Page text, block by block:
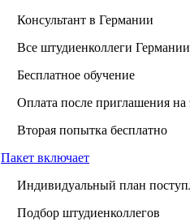
Консультант в Германии
Все штудиенколлеги Германии
Бесплатное обучение
Оплата после приглашения на
Вторая попытка бесплатно
Пакет включает
Индивидуальный план
Подбор штудиенколлегов